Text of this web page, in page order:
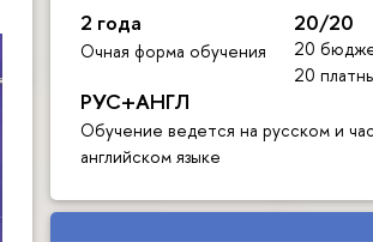
2 года
Очная форма обучения
20/20
20
20
РУС+АНГЛ
Обучение ведется на русском и
английском языке